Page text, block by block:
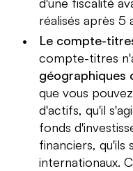
L'investissement ,
de capitaux dans
futur. Cela peut
de biens
L'objectif principal de
croissance . En
augmenter la valeur
contrairement à
comporte des
garanti, et il est
totalité de son
d'une fiscalité
réalisés après 5
Le compte-
compte-titres
géographiques
que vous
d'actifs, qu'il
fonds
financiers, qu'ils
internationaux.